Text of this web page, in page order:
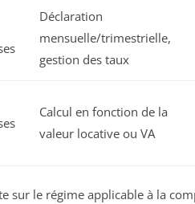
Déclaration
mensuelle/trimestrielle,
gestion des taux
Calcul en fonction de la
valeur locative ou VA
sur le régime applicable à la